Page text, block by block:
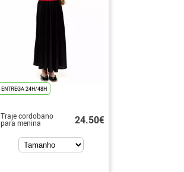
ENTREGA 24H/48H
Traje cordobano
para menina 24.50€